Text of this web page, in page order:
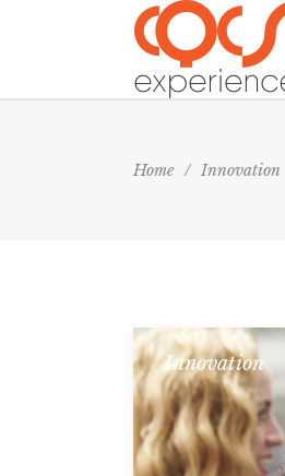
Home / Innovation
Innovation